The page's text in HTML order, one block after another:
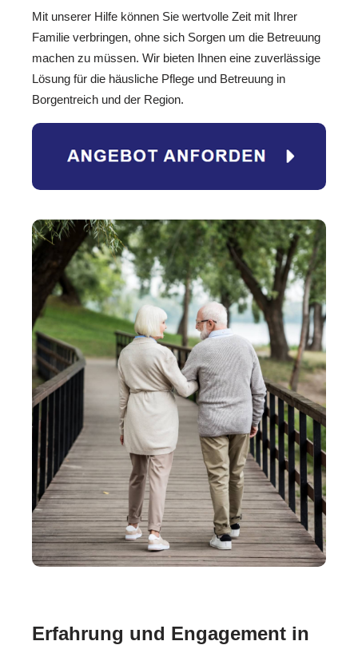
Mit unserer Hilfe können Sie wertvolle Zeit mit Ihrer
Familie verbringen, ohne sich Sorgen um die Betreuung
machen zu müssen. Wir bieten Ihnen eine zuverlässige
Lösung für die häusliche Pflege und Betreuung in
Borgentreich und der Region.
Erfahrung und Engagement in